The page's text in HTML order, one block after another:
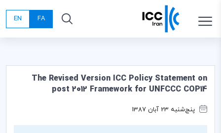
FA
EN
The Revised Version ICC Policy Statement on
post 2012 Framework for UNFCCC COP14
پنج‌شنبه 23 آبان 1387